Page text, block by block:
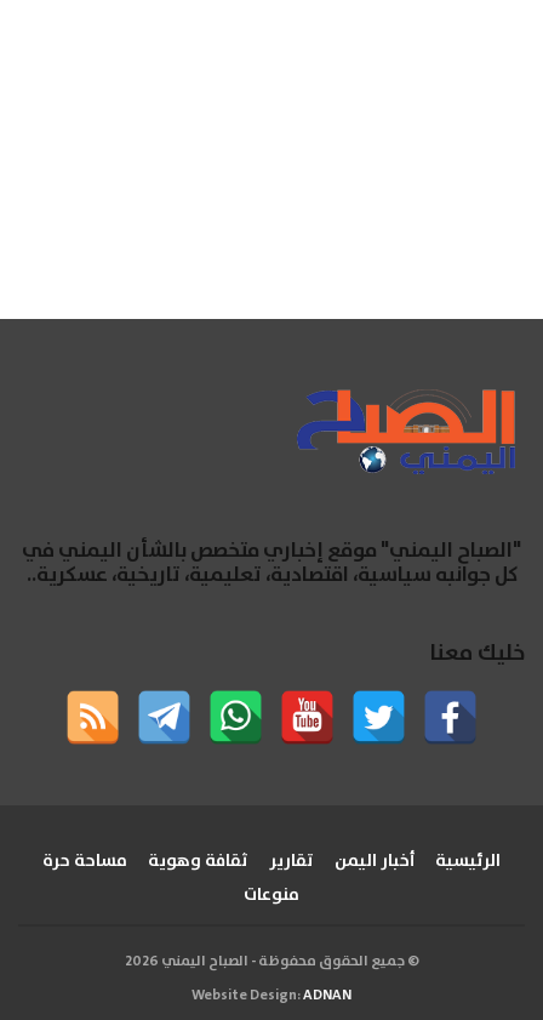
"الصباح اليمني" موقع إخباري متخصص بالشأن اليمني في
كل جوانبه سياسية، اقتصادية، تعليمية، تاريخية، عسكرية..
خليك معنا
الرئيسية أخبار اليمن تقارير ثقافة وهوية
مساحة حرة
منوعات
© جميع الحقوق محفوظة - الصباح اليمني 2026
Website Design:ADNAN